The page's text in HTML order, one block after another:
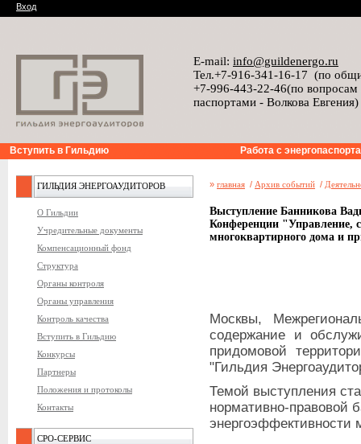
Вход
E-mail: info@guildenergo.ru
Тел.+7-916-341-16-17 (по
+7-996-443-22-46(по
паспортами - Волкова Евгения)
Вступить в Гильдию Работа с
ГИЛЬДИЯ ЭНЕРГОАУДИТОРОВ
О Гильдии
Учредительные документы
Компенсационный фонд
Структура
Органы контроля
Органы управления
Контроль качества
Вступить в Гильдию
Конкурсы
Партнеры
Положения и протоколы
Контакты
СРО-СЕРВИС
» главная / Архив событий /
Выступление Банникова
Конференции "Управление,
многоквартирного дома и
Москвы,
содержание и
придомовой
"Гильдия
Темой выступления
нормативно-правовой
энергоэффективности